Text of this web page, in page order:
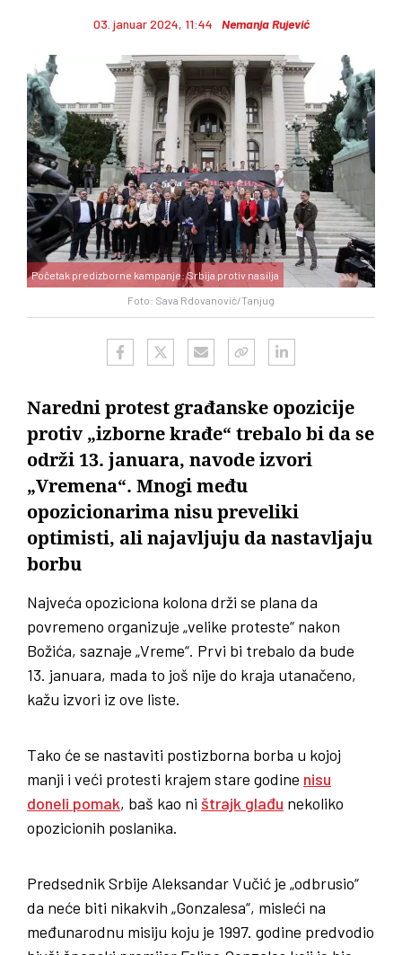
03. januar 2024, 11:44 Nemanja Rujević
Foto: Sava Rdovanović/Tanjug
Početak predizborne kampanje: Srbija protiv nasilja
Naredni protest građanske opozicije
protiv „izborne krađe“ trebalo bi da se
održi 13. januara, navode izvori
„Vremena“. Mnogi među
opozicionarima nisu preveliki
optimisti, ali najavljuju da nastavljaju
borbu
Najveća opoziciona kolona drži se plana da
povremeno organizuje „velike proteste“ nakon
Božića, saznaje „Vreme“. Prvi bi trebalo da bude
13. januara, mada to još nije do kraja utanačeno,
kažu izvori iz ove liste.
Tako će se nastaviti postizborna borba u kojoj
manji i veći protesti krajem stare godine nisu
doneli pomak, baš kao ni štrajk glađu nekoliko
opozicionih poslanika.
Predsednik Srbije Aleksandar Vučić je „odbrusio“
da neće biti nikakvih „Gonzalesa“, misleći na
međunarodnu misiju koju je 1997. godine predvodio